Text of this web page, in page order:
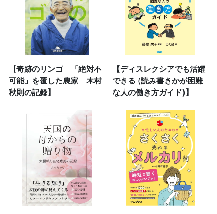
【奇跡のリンゴ 「絶対不
可能」を覆した農家 木村
秋則の記録】
【ディスレクシアでも活躍
できる (読み書きかが困難
な人の働き方ガイド)】